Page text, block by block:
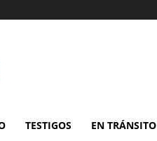
TESTIGOS EN TRÁNSITO